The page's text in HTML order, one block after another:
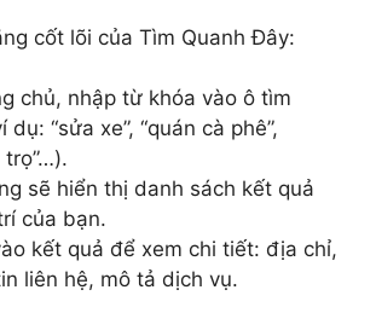
cốt lõi của Tìm Quanh Đây:
chủ, nhập từ khóa vào ô tìm
dụ: “sửa xe”, “quán cà phê”,
trọ”…).
sẽ hiển thị danh sách kết quả
của bạn.
kết quả để xem chi tiết: địa chỉ,
liên hệ, mô tả dịch vụ.